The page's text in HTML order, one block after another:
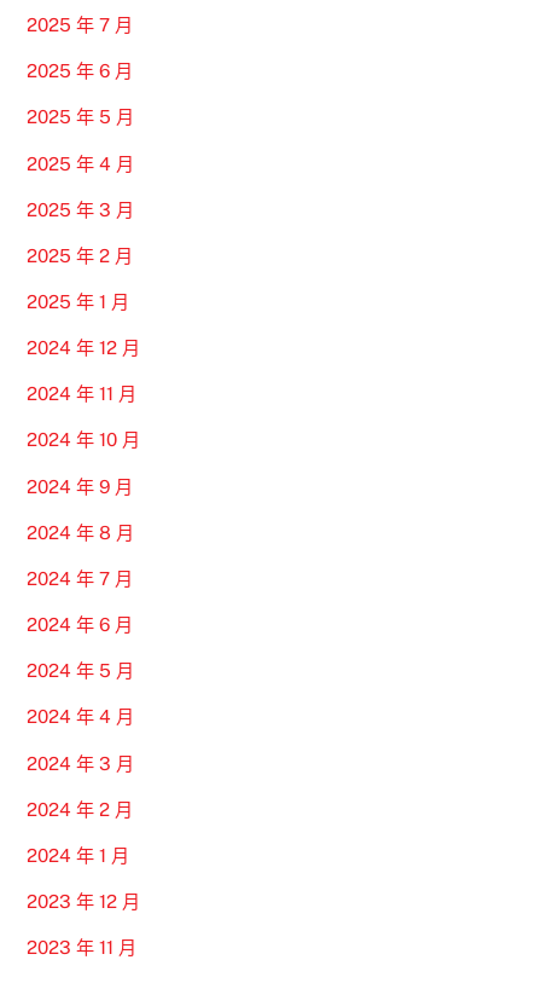
2025 年 7 月
2025 年 6 月
2025 年 5 月
2025 年 4 月
2025 年 3 月
2025 年 2 月
2025 年 1 月
2024 年 12 月
2024 年 11 月
2024 年 10 月
2024 年 9 月
2024 年 8 月
2024 年 7 月
2024 年 6 月
2024 年 5 月
2024 年 4 月
2024 年 3 月
2024 年 2 月
2024 年 1 月
2023 年 12 月
2023 年 11 月